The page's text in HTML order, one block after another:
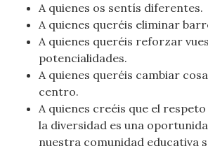
A quienes os sentís diferentes.
A quienes queréis eliminar
A quienes queréis reforzar
potencialidades.
A quienes queréis cambiar
centro.
A quienes creéis que el
la diversidad es una
nuestra comunidad educativa